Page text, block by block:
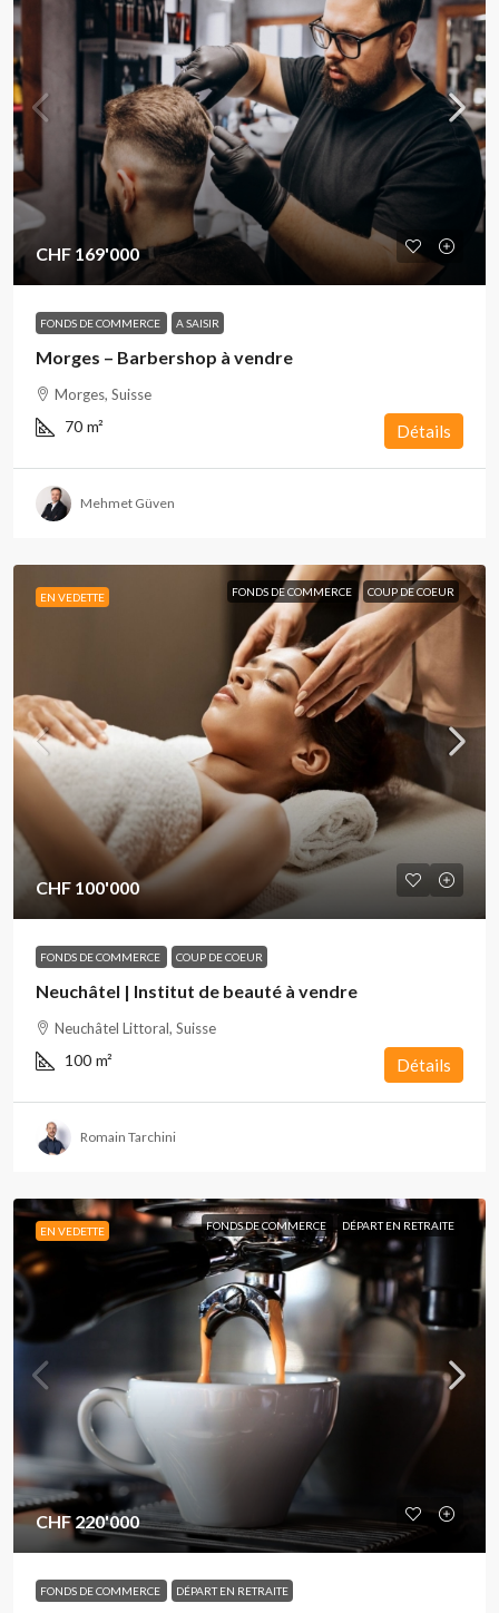
CHF 169'000
FONDS DE COMMERCE A SAISIR
Morges – Barbershop à vendre
Morges, Suisse
70 m² Détails
Mehmet Güven
EN VEDETTE FONDS DE COMMERCE COUP DE COEUR
CHF 100'000
FONDS DE COMMERCE COUP DE COEUR
Neuchâtel | Institut de beauté à vendre
Neuchâtel Littoral, Suisse
100 m² Détails
Romain Tarchini
EN VEDETTE FONDS DE COMMERCE DÉPART EN RETRAITE
CHF 220'000
FONDS DE COMMERCE DÉPART EN RETRAITE